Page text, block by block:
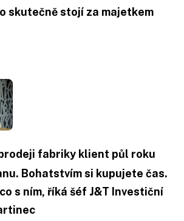
skutečně stojí za majetkem
fabriky klient půl roku
Bohatstvím si kupujete čas.
s ním, říká šéf J&T Investiční